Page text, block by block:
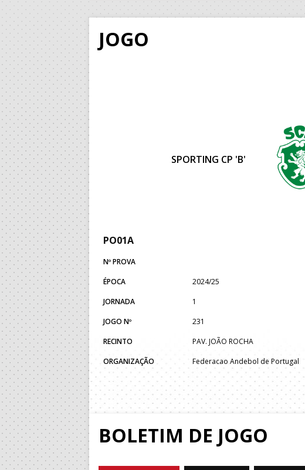
JOGO
SPORTING CP 'B'
PO01A
Nº PROVA
ÉPOCA
2024/25
JORNADA
1
JOGO Nº
231
RECINTO
PAV. JOÃO ROCHA
ORGANIZAÇÃO
Federacao Andebol de Portugal
BOLETIM DE JOGO